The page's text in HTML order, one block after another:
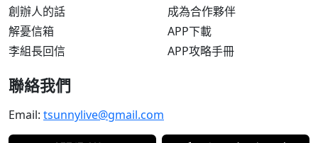
創辦人的話
解憂信箱
李組長回信
成為合作夥伴
APP下載
APP攻略手冊
聯絡我們
Email: tsunnylive@gmail.com